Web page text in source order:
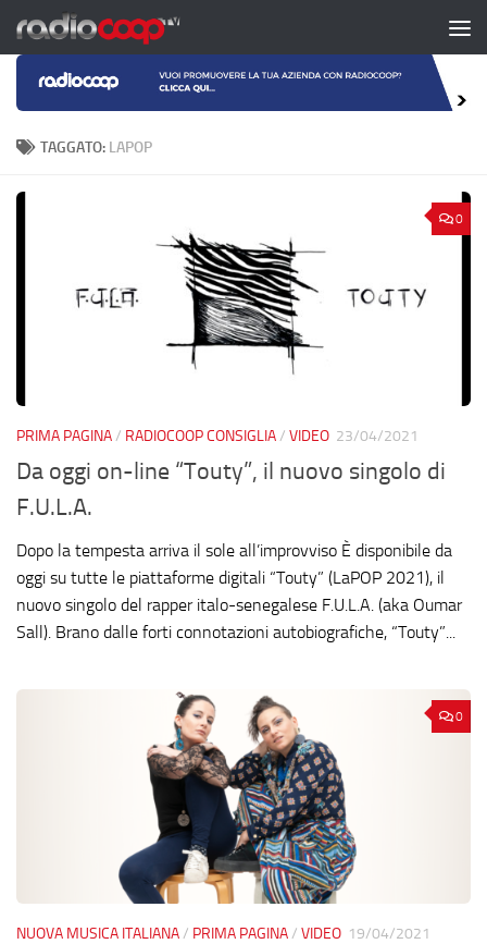
Salta al contenuto
TAGGATO: LAPOP
0
PRIMA PAGINA/ RADIOCOOP CONSIGLIA/ VIDEO 23/04/2021
Da oggi on-line “Touty”, il nuovo singolo di
F.U.L.A.
Dopo la tempesta arriva il sole all’improvviso È disponibile da
oggi su tutte le piattaforme digitali “Touty” (LaPOP 2021), il
nuovo singolo del rapper italo-senegalese F.U.L.A. (aka Oumar
Sall). Brano dalle forti connotazioni autobiografiche, “Touty”...
0
NUOVA MUSICA ITALIANA/ PRIMA PAGINA/ VIDEO 19/04/2021